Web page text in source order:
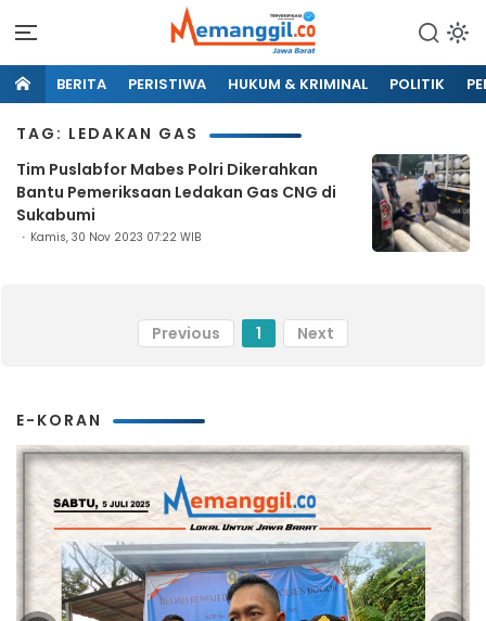
BERITA PERISTIWA HUKUM & KRIMINAL POLITIK
TAG: LEDAKAN GAS
Tim Puslabfor Mabes Polri Dikerahkan
Bantu Pemeriksaan Ledakan Gas CNG di
Sukabumi
Kamis, 30 Nov 2023 07:22 WIB
Previous 1 Next
E-KORAN